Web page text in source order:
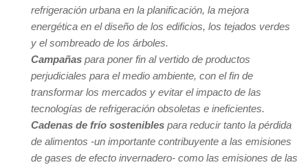
refrigeración urbana en la planificación, la mejora
energética en el diseño de los edificios, los tejados verdes
y el sombreado de los árboles.
Campañas para poner fin al vertido de productos
perjudiciales para el medio ambiente, con el fin de
transformar los mercados y evitar el impacto de las
tecnologías de refrigeración obsoletas e ineficientes.
Cadenas de frío sostenibles para reducir tanto la pérdida
de alimentos -un importante contribuyente a las emisiones
de gases de efecto invernadero- como las emisiones de las